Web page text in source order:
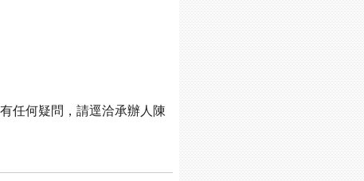
任何疑問，請逕洽承辦人陳